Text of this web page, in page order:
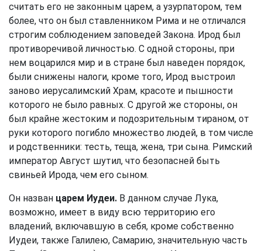
считать его не законным царем, а узурпатором, тем
более, что он был ставленником Рима и не отличался
строгим соблюдением заповедей Закона. Ирод был
противоречивой личностью. С одной стороны, при
нем воцарился мир и в стране был наведен порядок,
были снижены налоги, кроме того, Ирод выстроил
заново иерусалимский Храм, красоте и пышности
которого не было равных. С другой же стороны, он
был крайне жестоким и подозрительным тираном, от
руки которого погибло множество людей, в том числе
и родственники: тесть, теща, жена, три сына. Римский
император Август шутил, что безопасней быть
свиньей Ирода, чем его сыном.
Он назван царем Иудеи. В данном случае Лука,
возможно, имеет в виду всю территорию его
владений, включавшую в себя, кроме собственно
Иудеи, также Галилею, Самарию, значительную часть